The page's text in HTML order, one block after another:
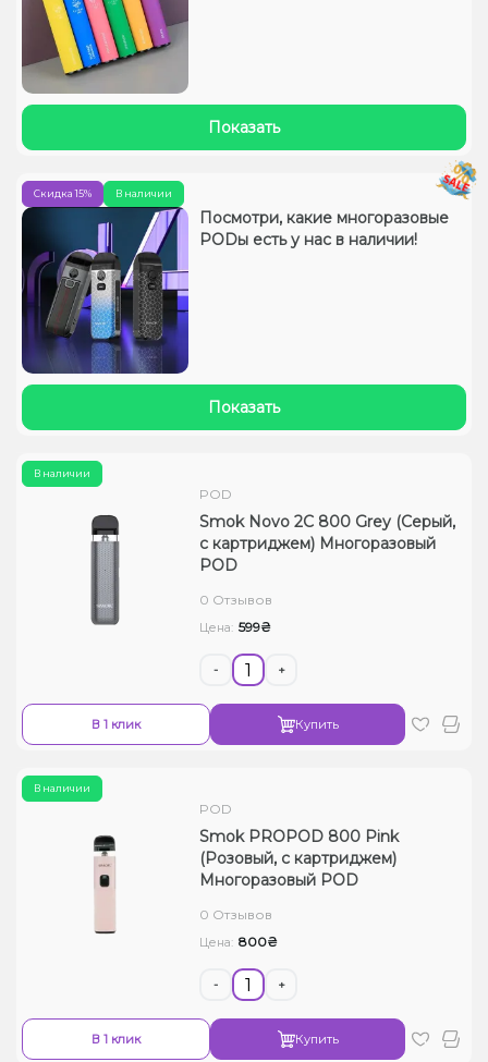
Показать
В наличии
Скидка 15%
Посмотри, какие многоразовые
PODы есть у нас в наличии!
Показать
В наличии
POD
Smok Novo 2C 800 Grey (Серый,
с картриджем) Многоразовый
POD
0 Отзывов
Цена: 599₴
- +
В 1 клик Купить
В наличии
POD
Smok PROPOD 800 Pink
(Розовый, с картриджем)
Многоразовый POD
0 Отзывов
Цена: 800₴
- +
В 1 клик Купить